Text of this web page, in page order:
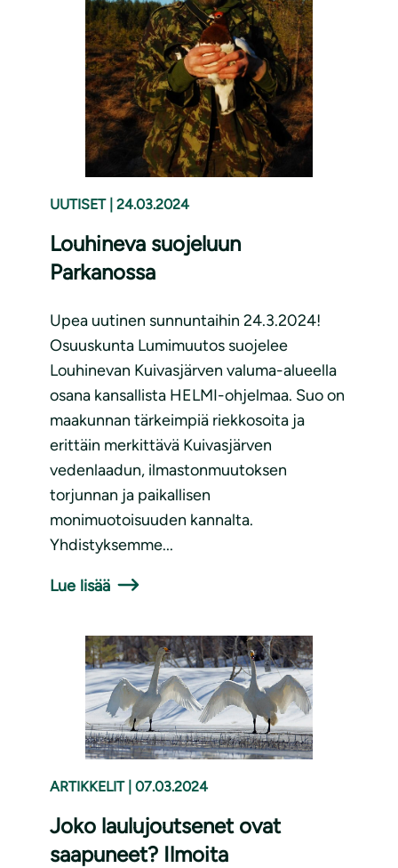
UUTISET 24.03.2024
Louhineva suojeluun
Parkanossa
Upea uutinen sunnuntaihin 24.3.2024!
Osuuskunta Lumimuutos suojelee
Louhinevan Kuivasjärven valuma-alueella
osana kansallista HELMI-ohjelmaa. Suo on
maakunnan tärkeimpiä riekkosoita ja
erittäin merkittävä Kuivasjärven
vedenlaadun, ilmastonmuutoksen
torjunnan ja paikallisen
monimuotoisuuden kannalta.
Yhdistyksemme...
Lue lisää
ARTIKKELIT 07.03.2024
Joko laulujoutsenet ovat
saapuneet? Ilmoita